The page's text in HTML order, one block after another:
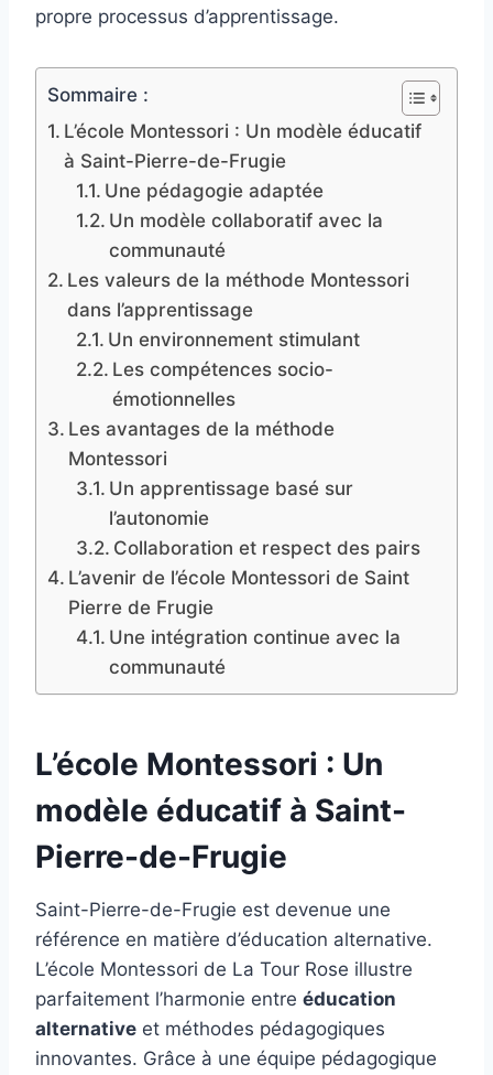
propre processus d’apprentissage.
Sommaire :
L’école Montessori : Un modèle éducatif
à Saint-Pierre-de-Frugie
Une pédagogie adaptée
Un modèle collaboratif avec la
communauté
Les valeurs de la méthode Montessori
dans l’apprentissage
Un environnement stimulant
Les compétences socio-
émotionnelles
Les avantages de la méthode
Montessori
Un apprentissage basé sur
l’autonomie
Collaboration et respect des pairs
L’avenir de l’école Montessori de Saint
Pierre de Frugie
Une intégration continue avec la
communauté
L’école Montessori : Un
modèle éducatif à Saint-
Pierre-de-Frugie
Saint-Pierre-de-Frugie est devenue une
référence en matière d’éducation alternative.
L’école Montessori de La Tour Rose illustre
parfaitement l’harmonie entre éducation
alternative et méthodes pédagogiques
innovantes. Grâce à une équipe pédagogique